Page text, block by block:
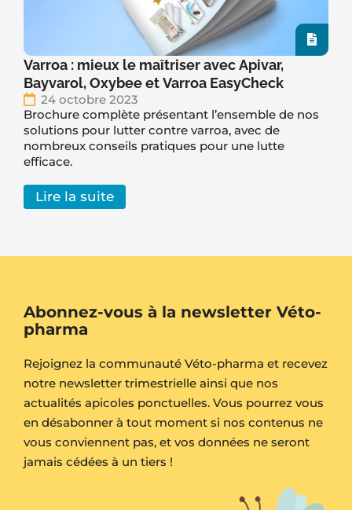
Varroa : mieux le maîtriser avec Apivar,
Bayvarol, Oxybee et Varroa EasyCheck
24 octobre 2023
Brochure complète présentant l’ensemble de nos
solutions pour lutter contre varroa, avec de
nombreux conseils pratiques pour une lutte
efficace.
Lire la suite
Abonnez-vous à la newsletter Véto-
pharma
Rejoignez la communauté Véto-pharma et recevez
notre newsletter trimestrielle ainsi que nos
actualités apicoles ponctuelles. Vous pourrez vous
en désabonner à tout moment si nos contenus ne
vous conviennent pas, et vos données ne seront
jamais cédées à un tiers !